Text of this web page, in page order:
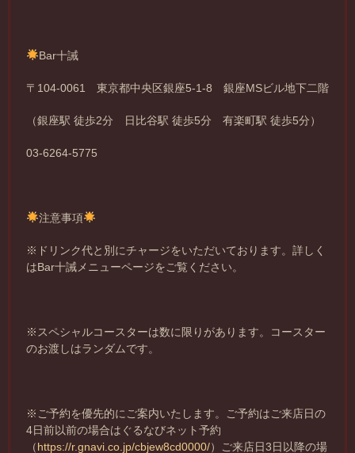
Bar十誡
〒104-0061 東京都中央区銀座5-1-8 銀座MSビル地下二階
（銀座駅 徒歩2分 日比谷駅 徒歩5分 有楽町駅 徒歩5分）
03-6264-5775
注意事項
※ドリンク代と別にチャージをいただいております。詳しく
はBar十誡メニューページをご覧ください。
※スペシャルコースターは数に限りがあります。コースター
のお渡しはランダムです。
※ご予約を優先的にご案内いたします。ご予約はご来店日の
4日前以前の場合はぐるなびネット予約
（https://r.gnavi.co.jp/cbjew8cd0000/）ご来店日3日以降の場